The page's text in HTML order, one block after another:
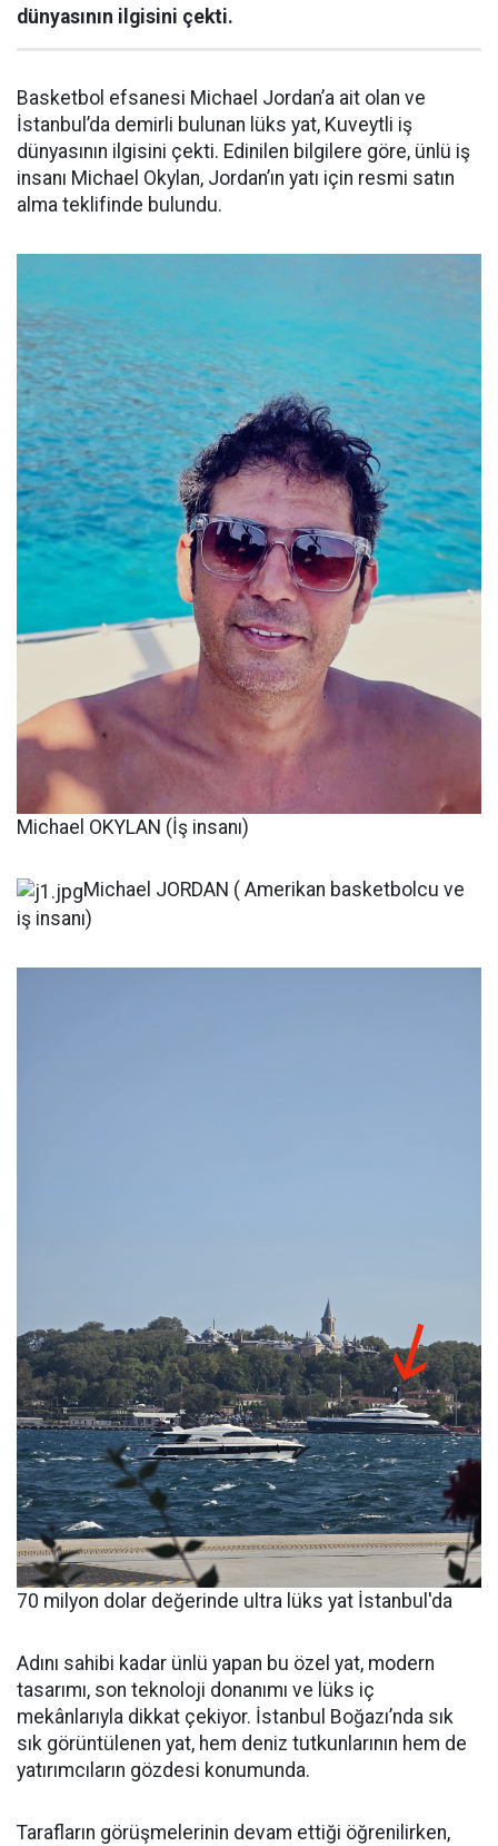
dünyasının ilgisini çekti.
Basketbol efsanesi Michael Jordan’a ait olan ve
İstanbul’da demirli bulunan lüks yat, Kuveytli iş
dünyasının ilgisini çekti. Edinilen bilgilere göre, ünlü iş
insanı Michael Okylan, Jordan’ın yatı için resmi satın
alma teklifinde bulundu.
Michael OKYLAN (İş insanı)
Michael JORDAN ( Amerikan basketbolcu ve
iş insanı)
70 milyon dolar değerinde ultra lüks yat İstanbul'da
Adını sahibi kadar ünlü yapan bu özel yat, modern
tasarımı, son teknoloji donanımı ve lüks iç
mekânlarıyla dikkat çekiyor. İstanbul Boğazı’nda sık
sık görüntülenen yat, hem deniz tutkunlarının hem de
yatırımcıların gözdesi konumunda.
Tarafların görüşmelerinin devam ettiği öğrenilirken,